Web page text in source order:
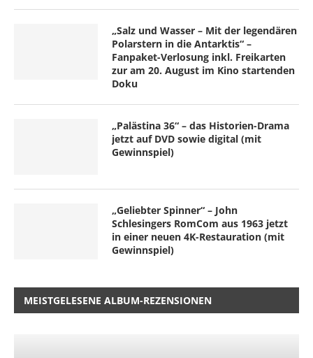
„Salz und Wasser – Mit der legendären
Polarstern in die Antarktis“ –
Fanpaket-Verlosung inkl. Freikarten
zur am 20. August im Kino startenden
Doku
„Palästina 36“ – das Historien-Drama
jetzt auf DVD sowie digital (mit
Gewinnspiel)
„Geliebter Spinner“ – John
Schlesingers RomCom aus 1963 jetzt
in einer neuen 4K-Restauration (mit
Gewinnspiel)
MEISTGELESENE ALBUM-REZENSIONEN